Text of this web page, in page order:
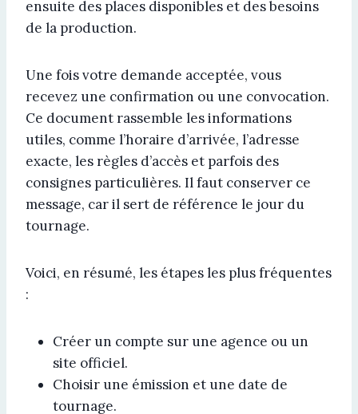
ensuite des places disponibles et des besoins
de la production.
Une fois votre demande acceptée, vous
recevez une confirmation ou une convocation.
Ce document rassemble les informations
utiles, comme l’horaire d’arrivée, l’adresse
exacte, les règles d’accès et parfois des
consignes particulières. Il faut conserver ce
message, car il sert de référence le jour du
tournage.
Voici, en résumé, les étapes les plus fréquentes
:
Créer un compte sur une agence ou un
site officiel.
Choisir une émission et une date de
tournage.